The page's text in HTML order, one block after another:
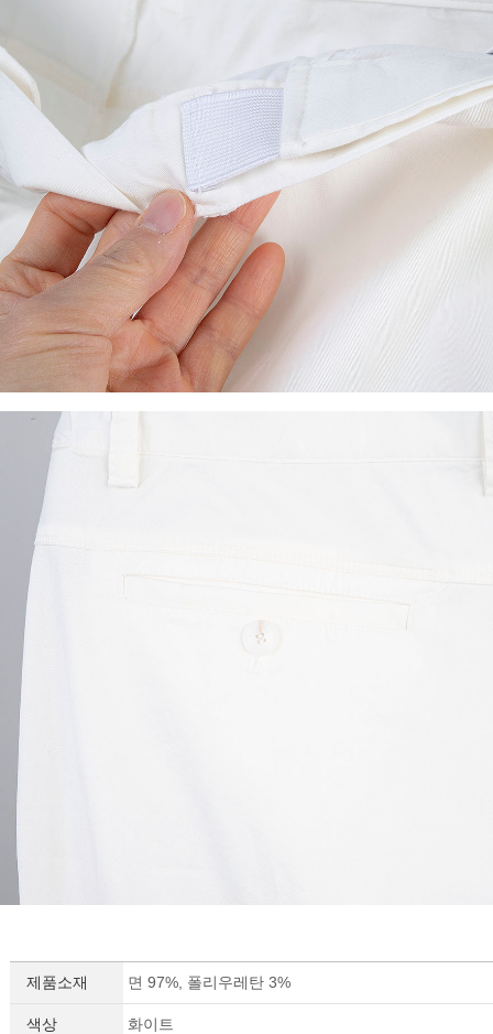
제품소재 면 97%, 폴리우레탄 3%
색상 화이트